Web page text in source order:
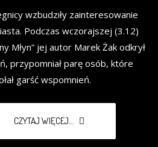
wzbudziły zainteresowanie
Podczas wczorajszej (3.12)
Młyn” jej autor Marek Żak odkrył
przypomniał parę osób, które
garść wspomnień.
CZYTAJ WIĘCEJ...